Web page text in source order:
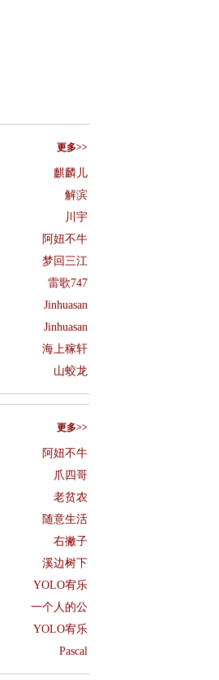
更多>>
麒麟儿
解滨
川宇
阿妞不牛
梦回三江
雷歌747
Jinhuasan
Jinhuasan
海上稼轩
山蛟龙
更多>>
阿妞不牛
爪四哥
老贫农
随意生活
右撇子
溪边树下
YOLO宥乐
一个人的公
YOLO宥乐
Pascal